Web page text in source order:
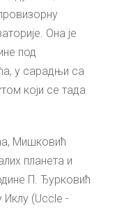
Она је
под
у сарадњи са
који се тада
Мишковић
планета и
П. Ђурковић
Иклу (Uccle -